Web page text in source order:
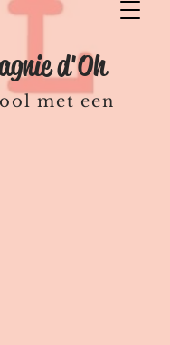
d'Oh
met een